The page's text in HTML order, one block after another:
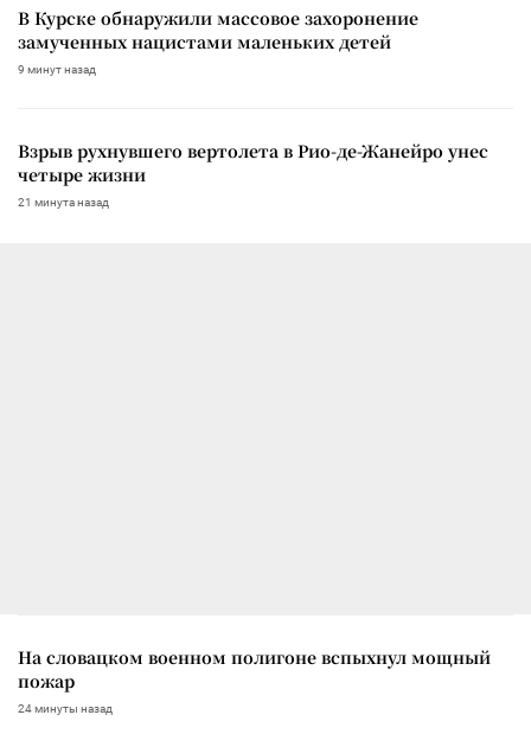
В Курске обнаружили массовое захоронение
замученных нацистами маленьких детей
9 минут назад
Взрыв рухнувшего вертолета в Рио-де-Жанейро унес
четыре жизни
21 минута назад
На словацком военном полигоне вспыхнул мощный
пожар
24 минуты назад